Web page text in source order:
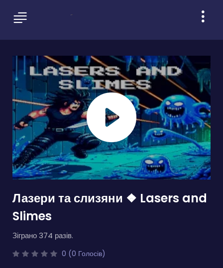
Лазери та слизяни ❖ Lasers and
Slimes
Зіграно 374 разів.
0 (0 Голосів)